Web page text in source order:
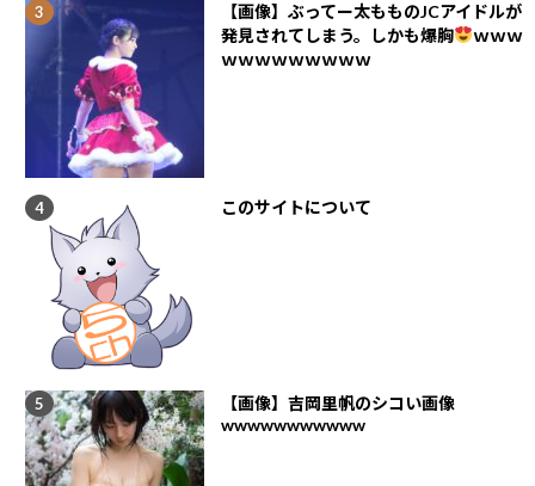
【画像】ぶってー太もものJCアイドルが
発見されてしまう。しかも爆胸
ｗｗｗ
ｗｗｗｗｗｗｗｗｗ
このサイトについて
【画像】吉岡里帆のシコい画像
wwwwwwwwwww